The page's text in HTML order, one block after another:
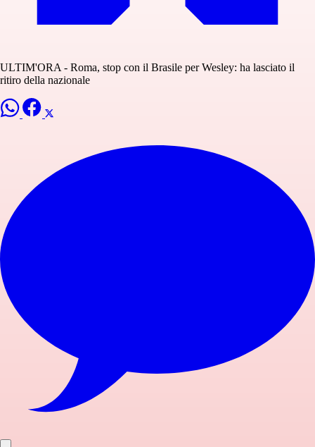
ULTIM'ORA - Roma, stop con il Brasile per Wesley: ha lasciato il
ritiro della nazionale